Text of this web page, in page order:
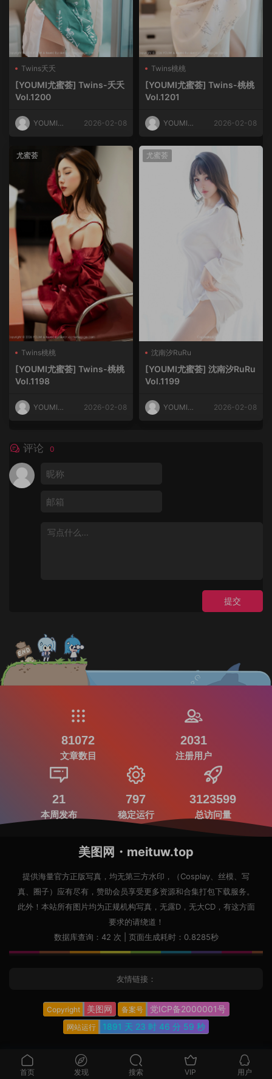
Twins夭夭
[YOUMI尤蜜荟] Twins-夭夭
Vol.1200
YOUMI尤
2026-02-08
Twins桃桃
[YOUMI尤蜜荟] Twins-桃桃
Vol.1201
YOUMI尤
2026-02-08
尤蜜荟
Twins桃桃
[YOUMI尤蜜荟] Twins-桃桃
Vol.1198
YOUMI尤
2026-02-08
尤蜜荟
沈南汐RuRu
[YOUMI尤蜜荟] 沈南汐RuRu
Vol.1199
YOUMI尤
2026-02-08
评论 0
提交
81072
文章数目
2031
注册用户
21
本周发布
797
稳定运行
3123599
总访问量
美图网・meituw.top
提供海量官方正版写真，均无第三方水印，（Cosplay、丝模、写
真、圈子）应有尽有，赞助会员享受更多资源和合集打包下载服务。
此外！本站所有图片均为正规机构写真，无露D，无大CD，有这方面
要求的请绕道！
数据库查询：42 次 | 页面生成耗时：0.8285秒
友情链接：
Copyright 美图网 备案号 党ICP备2000001号
网站运行 1891 天 23 时 47 分 0 秒
首页 发现 搜索 VIP 用户